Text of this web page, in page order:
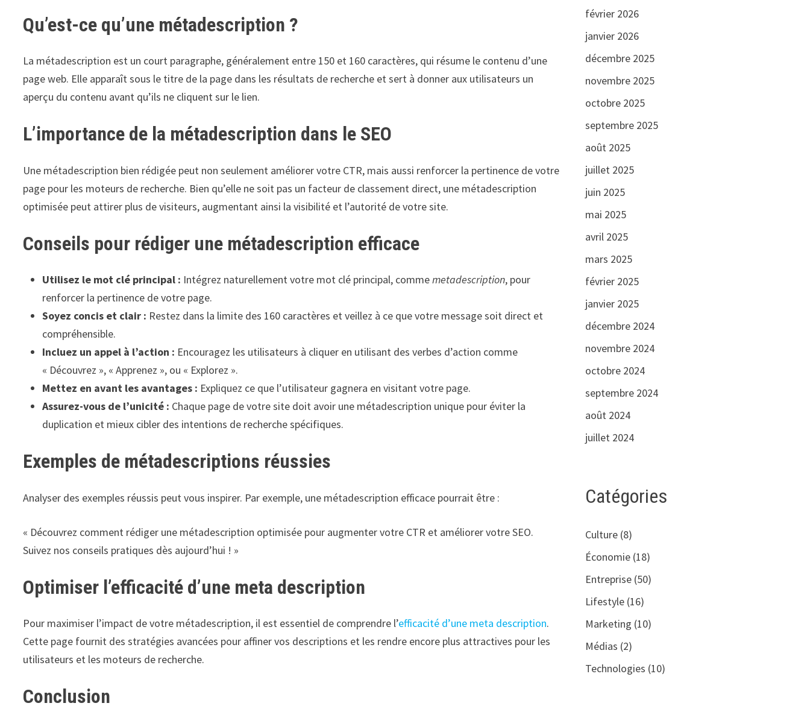
Qu’est-ce qu’une métadescription ?
La métadescription est un court paragraphe, généralement entre 150 et 160 caractères, qui résume le contenu d’une
page web. Elle apparaît sous le titre de la page dans les résultats de recherche et sert à donner aux utilisateurs un
aperçu du contenu avant qu’ils ne cliquent sur le lien.
L’importance de la métadescription dans le SEO
Une métadescription bien rédigée peut non seulement améliorer votre CTR, mais aussi renforcer la pertinence de votre
page pour les moteurs de recherche. Bien qu’elle ne soit pas un facteur de classement direct, une métadescription
optimisée peut attirer plus de visiteurs, augmentant ainsi la visibilité et l’autorité de votre site.
Conseils pour rédiger une métadescription efficace
Utilisez le mot clé principal : Intégrez naturellement votre mot clé principal, commemetadescription, pour
renforcer la pertinence de votre page.
Soyez concis et clair : Restez dans la limite des 160 caractères et veillez à ce que votre message soit direct et
compréhensible.
Incluez un appel à l’action : Encouragez les utilisateurs à cliquer en utilisant des verbes d’action comme
« Découvrez », « Apprenez », ou « Explorez ».
Mettez en avant les avantages : Expliquez ce que l’utilisateur gagnera en visitant votre page.
Assurez-vous de l’unicité : Chaque page de votre site doit avoir une métadescription unique pour éviter la
duplication et mieux cibler des intentions de recherche spécifiques.
Exemples de métadescriptions réussies
Analyser des exemples réussis peut vous inspirer. Par exemple, une métadescription efficace pourrait être :
« Découvrez comment rédiger une métadescription optimisée pour augmenter votre CTR et améliorer votre SEO.
Suivez nos conseils pratiques dès aujourd’hui ! »
Optimiser l’efficacité d’une meta description
Pour maximiser l’impact de votre métadescription, il est essentiel de comprendre l’efficacité d’une meta description.
Cette page fournit des stratégies avancées pour affiner vos descriptions et les rendre encore plus attractives pour les
utilisateurs et les moteurs de recherche.
Conclusion
février 2026
janvier 2026
décembre 2025
novembre 2025
octobre 2025
septembre 2025
août 2025
juillet 2025
juin 2025
mai 2025
avril 2025
mars 2025
février 2025
janvier 2025
décembre 2024
novembre 2024
octobre 2024
septembre 2024
août 2024
juillet 2024
Catégories
Culture(8)
Économie(18)
Entreprise(50)
Lifestyle(16)
Marketing (10)
Médias (2)
Technologies (10)